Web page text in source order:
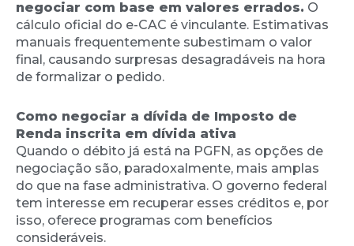
negociar com base em valores errados. O
cálculo oficial do e-CAC é vinculante. Estimativas
manuais frequentemente subestimam o valor
final, causando surpresas desagradáveis na hora
de formalizar o pedido.
Como negociar a dívida de Imposto de
Renda inscrita em dívida ativa
Quando o débito já está na PGFN, as opções de
negociação são, paradoxalmente, mais amplas
do que na fase administrativa. O governo federal
tem interesse em recuperar esses créditos e, por
isso, oferece programas com benefícios
consideráveis.